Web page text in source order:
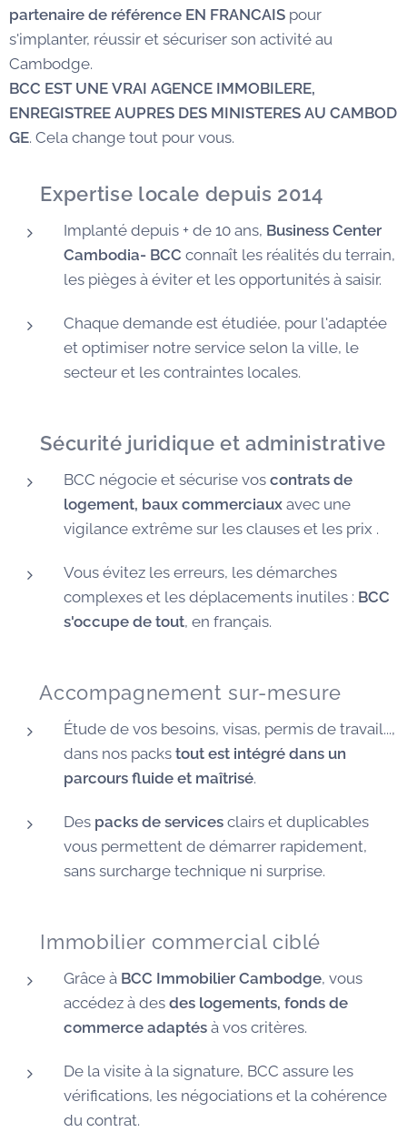
partenaire de référence EN FRANCAIS pour
s'implanter, réussir et sécuriser son activité au
Cambodge.
BCC EST UNE VRAI AGENCE IMMOBILERE,
ENREGISTREE AUPRES DES MINISTERES AU CAMBOD
GE. Cela change tout pour vous.
Expertise locale depuis 2014
Implanté depuis + de 10 ans, Business Center
Cambodia- BCC connaît les réalités du terrain,
les pièges à éviter et les opportunités à saisir.
Chaque demande est étudiée, pour l'adaptée
et optimiser notre service selon la ville, le
secteur et les contraintes locales.
🛡️Sécurité juridique et administrative
BCC négocie et sécurise vos contrats de
logement, baux commerciaux avec une
vigilance extrême sur les clauses et les prix .
Vous évitez les erreurs, les démarches
complexes et les déplacements inutiles : BCC
s'occupe de tout, en français.
🧭 Accompagnement sur-mesure
Étude de vos besoins, visas, permis de travail...,
dans nos packs tout est intégré dans un
parcours fluide et maîtrisé.
Des packs de services clairs et duplicables
vous permettent de démarrer rapidement,
sans surcharge technique ni surprise.
🏠 Immobilier commercial ciblé
Grâce à BCC Immobilier Cambodge, vous
accédez à des des logements, fonds de
commerce adaptés à vos critères.
De la visite à la signature, BCC assure les
vérifications, les négociations et la cohérence
du contrat.